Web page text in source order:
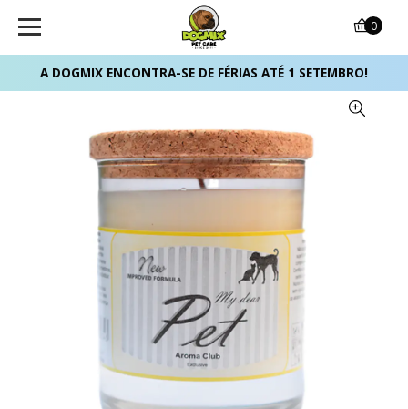
A DOGMIX ENCONTRA-SE DE FÉRIAS ATÉ 1 SETEMBRO!
0